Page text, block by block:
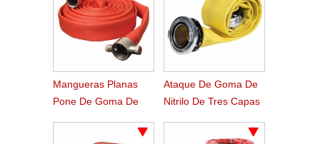
Mangueras Planas
Pone De Goma De
Ataque De Goma De
Nitrilo De Tres Capas